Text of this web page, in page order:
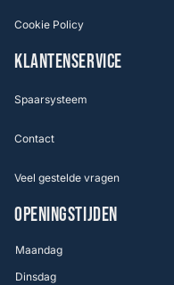
Cookie Policy
KLANTENSERVICE
Spaarsysteem
Contact
Veel gestelde vragen
OPENINGSTIJDEN
Maandag
Dinsdag